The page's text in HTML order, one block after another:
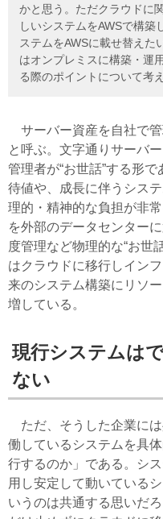
かと思う。ただクラウドに
しいシステムをAWSで構築
ステムをAWSに載せ替えた
はオンプレミスに構築・運
る際のポイントについて考え
サーバー資産を自社で管
と呼ぶ。文字通りサーバ
管理者が“お世話”する形
待値や、成長に伴うシス
理的・精神的な負担が非
を外部のデータセンター
度管理など物理的な“お世
はクラウドに移行しイン
来のシステム構築にリソ
増している。
現行システムは
ない
ただ、そうした企業に
働しているシステムを具
行するのか」である。シ
用し安定して動いている
いうのは共通する思いだ